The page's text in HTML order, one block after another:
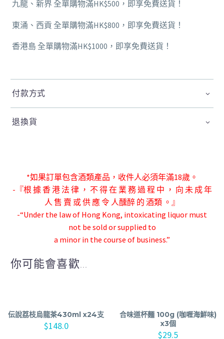
九龍、新界 全單購物滿HK$500，即享免費送貨！
東涌、西貢 全單購物滿HK$800，即享免費送貨！
香港島 全單購物滿HK$1000，即享免費送貨！
付款方式
退換貨
*如果訂單包含酒類產品，收件人必須年滿18歲。
-『根 據 香 港 法 律 ， 不 得 在 業 務 過 程 中 ， 向 未 成 年
人 售 賣 或 供 應 令 人醺醉 的 酒類 。』
-“Under the law of Hong Kong, intoxicating liquor must
not be sold or supplied to
a minor in the course of business.”
你可能會喜歡...
伝說荔枝烏龍茶430ml x24支
$148.0
合味道杯麵 100g (咖喱海鮮味)
x3個
$29.5